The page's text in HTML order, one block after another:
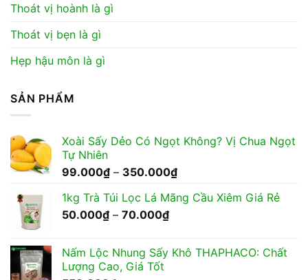
Thoát vị hoành là gì
Thoát vị bẹn là gì
Hẹp hậu môn là gì
SẢN PHẨM
Xoài Sấy Dẻo Có Ngọt Không? Vị Chua Ngọt
Tự Nhiên
99.000₫ – 350.000₫Khoảng
từ
1kg Trà Túi Lọc Lá Mãng Cầu Xiêm Giá Rẻ
50.000₫ – 70.000₫Khoảng
50.000₫
Nấm Lộc Nhung Sấy Khô THAPHACO: Chất
Lượng Cao, Giá Tốt